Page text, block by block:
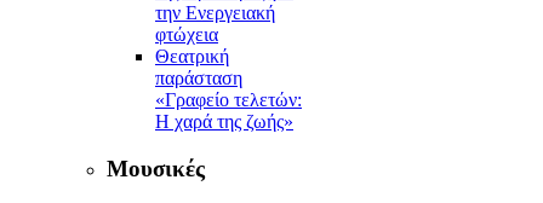
την Ενεργειακή
φτώχεια
Θεατρική
παράσταση
«Γραφείο τελετών:
Η χαρά της ζωής»
Μουσικές